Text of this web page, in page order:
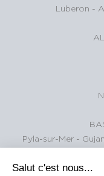
Luberon -
Pyla-sur-Mer -
Salut c'est nous...